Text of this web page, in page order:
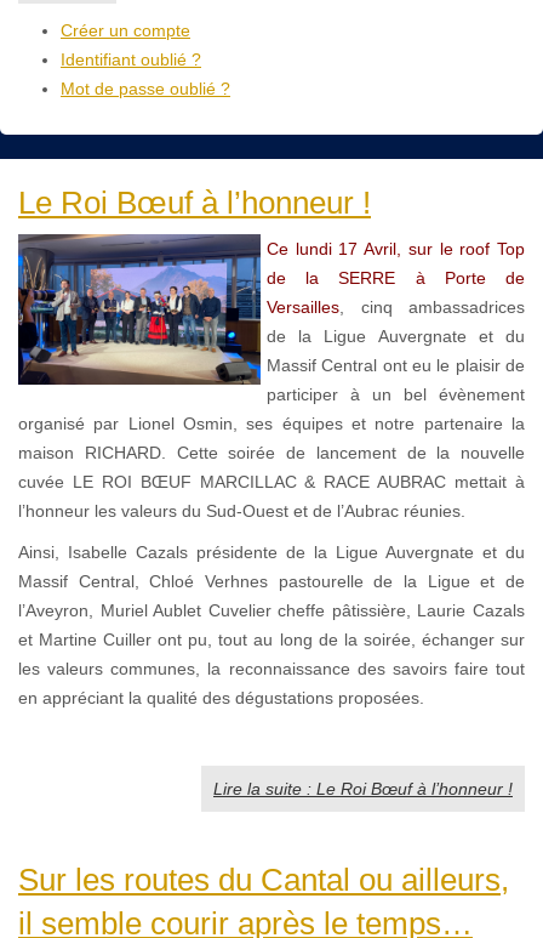
Créer un compte
Identifiant oublié ?
Mot de passe oublié ?
Le Roi Bœuf à l’honneur !
Ce lundi 17 Avril, sur le roof Top
de la SERRE à Porte de
Versailles , cinq ambassadrices
de la Ligue Auvergnate et du
Massif Central ont eu le plaisir de
participer à un bel évènement
organisé par Lionel Osmin, ses équipes et notre partenaire la
maison RICHARD. Cette soirée de lancement de la nouvelle
cuvée LE ROI BŒUF MARCILLAC & RACE AUBRAC mettait à
l’honneur les valeurs du Sud-Ouest et de l’Aubrac réunies.
Ainsi, Isabelle Cazals présidente de la Ligue Auvergnate et du
Massif Central, Chloé Verhnes pastourelle de la Ligue et de
l’Aveyron, Muriel Aublet Cuvelier cheffe pâtissière, Laurie Cazals
et Martine Cuiller ont pu, tout au long de la soirée, échanger sur
les valeurs communes, la reconnaissance des savoirs faire tout
en appréciant la qualité des dégustations proposées.
Lire la suite : Le Roi Bœuf à l’honneur !
Sur les routes du Cantal ou ailleurs,
il semble courir après le temps…